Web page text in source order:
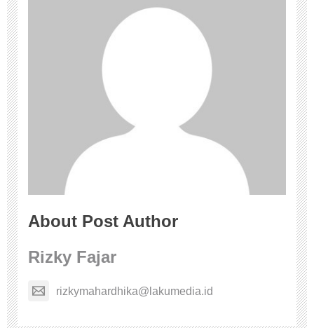
About Post Author
Rizky Fajar
rizkymahardhika@lakumedia.id